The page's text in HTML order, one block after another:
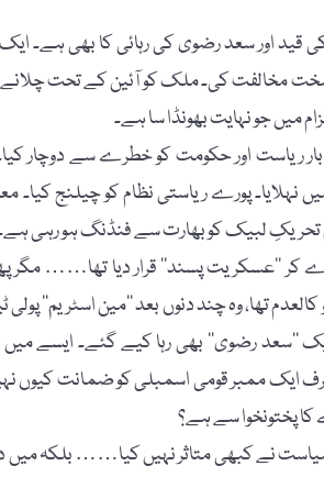
اور سعد رضوی کی رہائی کا بھی ہے۔ ایک
مخالفت کی۔ ملک کو آئین کے تحت چلانے
میں جو نہایت بھونڈا سا ہے۔
اور حکومت کو خطرے سے دوچار کیا۔
نہلایا۔ پورے ریاستی نظام کو چیلنج
تحریکِ لبیک کو بھارت سے فنڈنگ ہو رہی
’’عسکریت پسند‘‘ قرار دیا تھا…… مگر
تھا، وہ چند دنوں بعد ’’مین اسٹریم‘‘
’’سعد رضوی‘‘ بھی رہا کیے گئے۔ ایسے
ایک ممبر قومی اسمبلی کو ضمانت کیوں
پختونخوا سے ہے؟
نے کبھی متاثر نہیں کیا…… بلکہ